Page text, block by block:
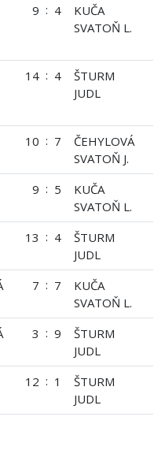
9 : 4
KUČA
SVATOŇ L.
14 : 4
ŠTURM
JUDL
10 : 7
ČEHYLOVÁ
SVATOŇ J.
9 : 5
KUČA
SVATOŇ L.
13 : 4
ŠTURM
JUDL
7 : 7
KUČA
SVATOŇ L.
3 : 9
ŠTURM
JUDL
12 : 1
ŠTURM
JUDL